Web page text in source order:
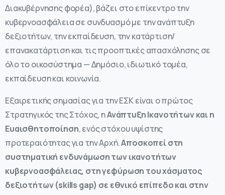
Διακυβέρνησης φορέα), βάζει στο επίκεντρο την
κυβερνοασφάλεια σε συνδυασμό με την ανάπτυξη
δεξιοτήτων, την εκπαίδευση, την κατάρτιση/
επανακατάρτιση και τις προοπτικές απασχόλησης σε
όλο το οικοσύστημα — Δημόσιο, ιδιωτικό τομέα,
εκπαίδευση και κοινωνία.
Εξαιρετικής σημασίας για την ΕΣΚ είναι ο πρώτος
Στρατηγικός της Στόχος, ηΑνάπτυξη Ικανοτήτων και η
Ευαισθητοποίηση, ενός στόχου υψίστης
προτεραιότητας για την Αρχή.Αποσκοπεί στη
συστηματική ενδυνάμωση των ικανοτήτων
κυβερνοασφάλειας, στη γεφύρωση του χάσματος
δεξιοτήτων (skills gap) σε εθνικό επίπεδο και στην